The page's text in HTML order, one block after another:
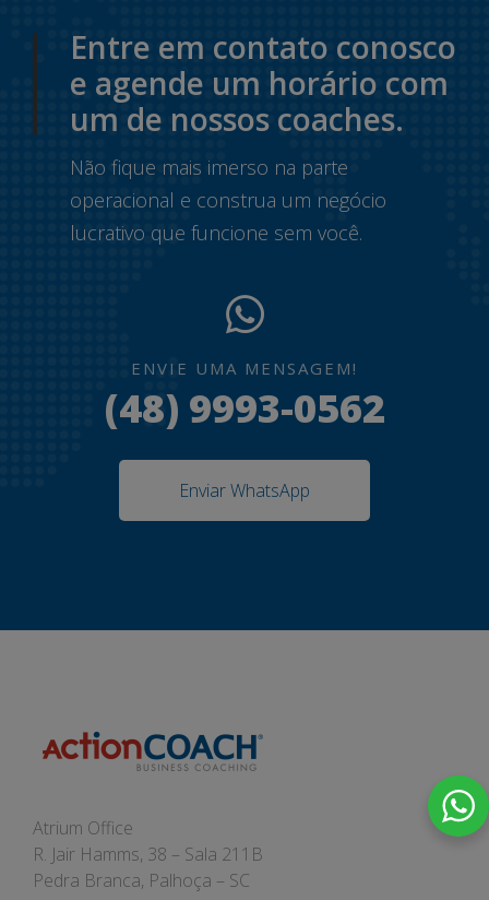
Entre em contato conosco
e agende um horário com
um de nossos coaches.
Não fique mais imerso na parte
operacional e construa um negócio
lucrativo que funcione sem você.
ENVIE UMA MENSAGEM!
(48) 9993-0562
Enviar WhatsApp
Atrium Office
R. Jair Hamms, 38 – Sala 211B
Pedra Branca, Palhoça – SC